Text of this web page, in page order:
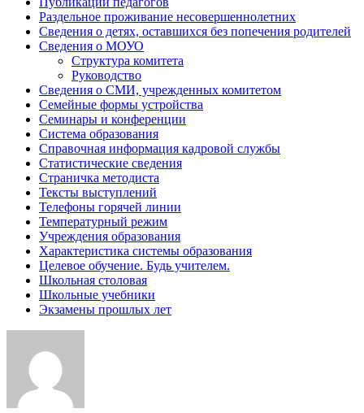
Раздельное проживание несовершеннолетних
Сведения о детях, оставшихся без попечения родителей
Сведения о МОУО
Структура комитета
Руководство
Сведения о СМИ, учрежденных комитетом
Семейные формы устройства
Семинары и конференции
Система образования
Справочная информация кадровой службы
Статистические сведения
Страничка методиста
Тексты выступлений
Телефоны горячей линии
Температурный режим
Учреждения образования
Характеристика системы образования
Целевое обучение. Будь учителем.
Школьная столовая
Школьные учебники
Экзамены прошлых лет